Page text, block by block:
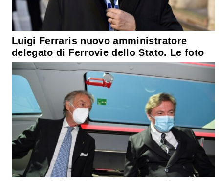
Luigi Ferraris nuovo amministratore
delegato di Ferrovie dello Stato. Le foto